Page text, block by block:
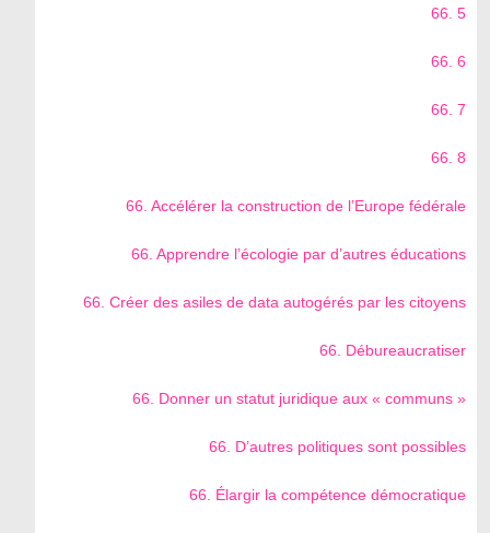
66. 5
66. 6
66. 7
66. 8
66. Accélérer la construction de l’Europe fédérale
66. Apprendre l’écologie par d’autres éducations
66. Créer des asiles de data autogérés par les citoyens
66. Débureaucratiser
66. Donner un statut juridique aux « communs »
66. D’autres politiques sont possibles
66. Élargir la compétence démocratique